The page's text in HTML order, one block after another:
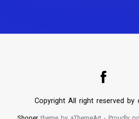
Copyright All right reserved by